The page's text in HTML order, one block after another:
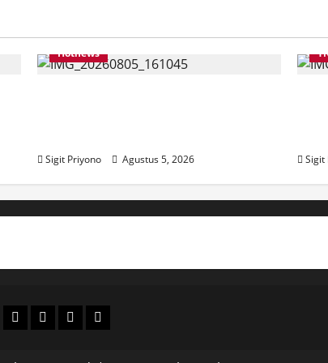
Hotnews
Sigit Priyono Agustus 5, 2026 Sigit
OtomotifEkonomiSosialtentang